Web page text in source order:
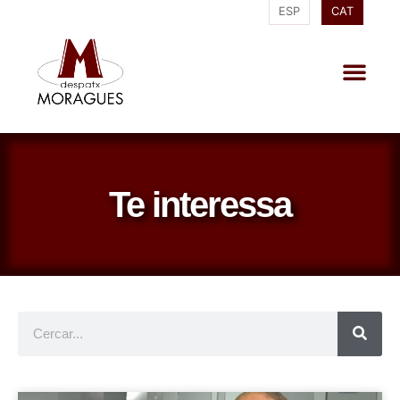
ESP CAT
Te interessa